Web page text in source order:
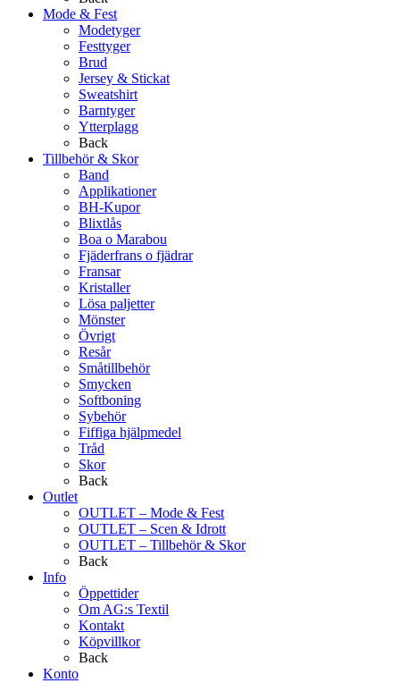
Mode & Fest
Modetyger
Festtyger
Brud
Jersey & Stickat
Sweatshirt
Barntyger
Ytterplagg
Back
Tillbehör & Skor
Band
Applikationer
BH-Kupor
Blixtlås
Boa o Marabou
Fjäderfrans o fjädrar
Fransar
Kristaller
Lösa paljetter
Mönster
Övrigt
Resår
Småtillbehör
Smycken
Softboning
Sybehör
Fiffiga hjälpmedel
Tråd
Skor
Back
Outlet
OUTLET – Mode & Fest
OUTLET – Scen & Idrott
OUTLET – Tillbehör & Skor
Back
Info
Öppettider
Om AG:s Textil
Kontakt
Köpvillkor
Back
Konto